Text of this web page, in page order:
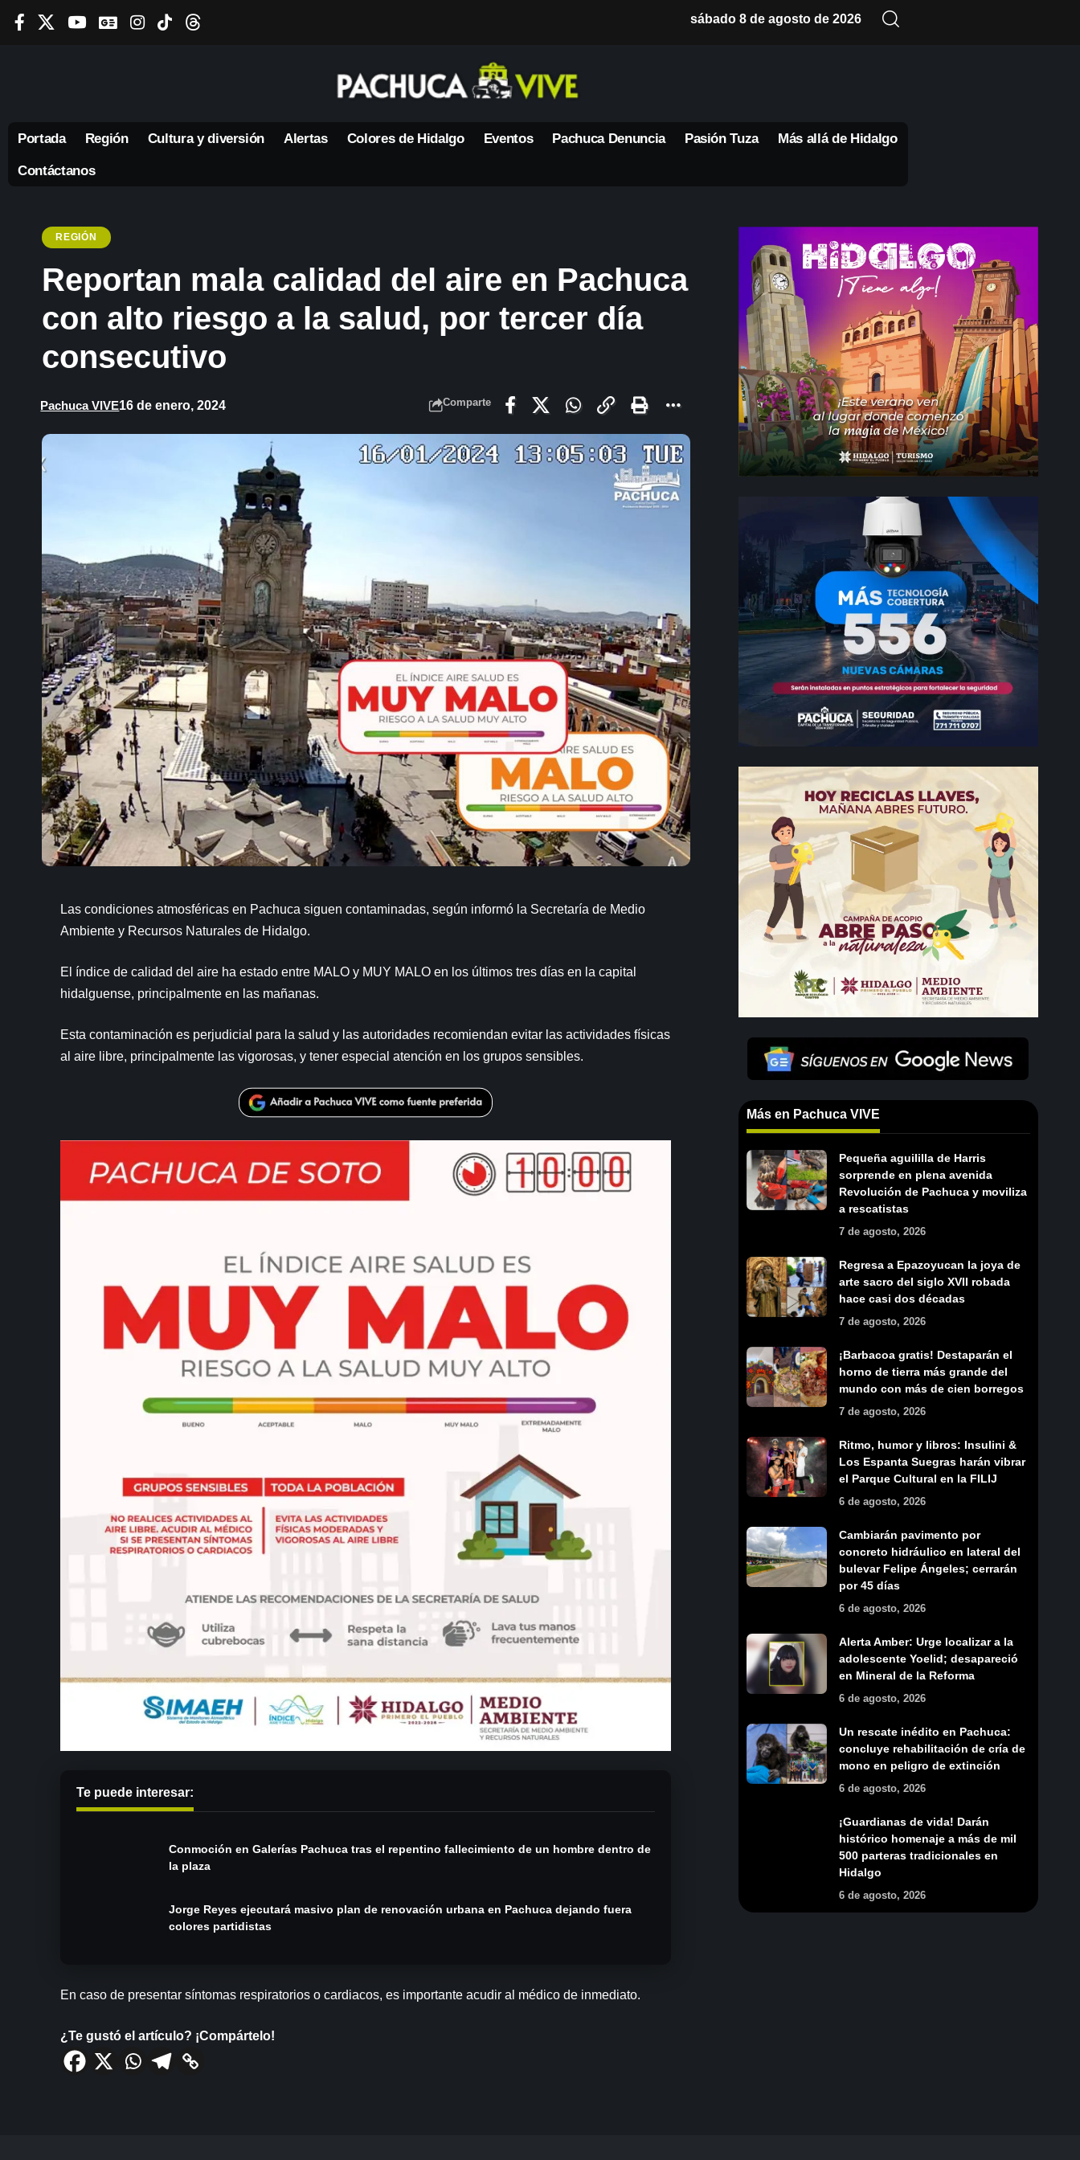
sábado 8 de agosto de 2026
Portada Región Cultura y diversión Alertas Colores de Hidalgo Eventos Pachuca Denuncia Pasión Tuza Más allá de Hidalgo
Contáctanos
REGIÓN
Reportan mala calidad del aire en Pachuca
con alto riesgo a la salud, por tercer día
consecutivo
Pachuca VIVE16 de enero, 2024 Comparte
Las condiciones atmosféricas en Pachuca siguen contaminadas, según informó la Secretaría de Medio
Ambiente y Recursos Naturales de Hidalgo.
El índice de calidad del aire ha estado entre MALO y MUY MALO en los últimos tres días en la capital
hidalguense, principalmente en las mañanas.
Esta contaminación es perjudicial para la salud y las autoridades recomiendan evitar las actividades físicas
al aire libre, principalmente las vigorosas, y tener especial atención en los grupos sensibles.
Te puede interesar:
Conmoción en Galerías Pachuca tras el repentino fallecimiento de un hombre dentro de
la plaza
Jorge Reyes ejecutará masivo plan de renovación urbana en Pachuca dejando fuera
colores partidistas
En caso de presentar síntomas respiratorios o cardiacos, es importante acudir al médico de inmediato.
¿Te gustó el artículo? ¡Compártelo!
Más en Pachuca VIVE
Pequeña aguililla de Harris
sorprende en plena avenida
Revolución de Pachuca y moviliza
a rescatistas
7 de agosto, 2026
Regresa a Epazoyucan la joya de
arte sacro del siglo XVII robada
hace casi dos décadas
7 de agosto, 2026
¡Barbacoa gratis! Destaparán el
horno de tierra más grande del
mundo con más de cien borregos
7 de agosto, 2026
Ritmo, humor y libros: Insulini &
Los Espanta Suegras harán vibrar
el Parque Cultural en la FILIJ
6 de agosto, 2026
Cambiarán pavimento por
concreto hidráulico en lateral del
bulevar Felipe Ángeles; cerrarán
por 45 días
6 de agosto, 2026
Alerta Amber: Urge localizar a la
adolescente Yoelid; desapareció
en Mineral de la Reforma
6 de agosto, 2026
Un rescate inédito en Pachuca:
concluye rehabilitación de cría de
mono en peligro de extinción
6 de agosto, 2026
¡Guardianas de vida! Darán
histórico homenaje a más de mil
500 parteras tradicionales en
Hidalgo
6 de agosto, 2026